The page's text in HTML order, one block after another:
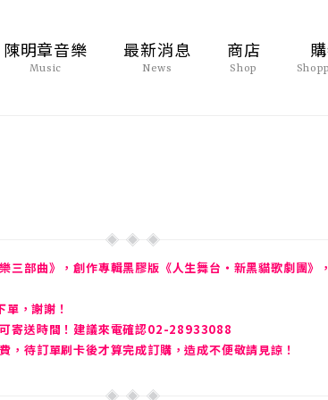
陳明章音樂
Music
最新消息
News
商店
Shop
部曲》，創作專輯黑膠版《人生舞台・新黑貓歌劇團》
，謝謝！
寄送時間！建議來電確認02-28933088
待訂單刷卡後才算完成訂購，造成不便敬請見諒！